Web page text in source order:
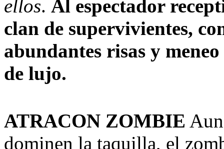
ellos. Al espectador
clan de supervivientes,
abundantes risas y
de lujo.
ATRACON ZOMBIE
dominen la taquilla, el